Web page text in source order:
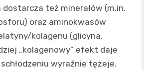
dostarcza też minerałów (m.in.
oraz aminokwasów
kolagenu (glicyna,
„kolagenowy” efekt daje
wyraźnie tężeje.